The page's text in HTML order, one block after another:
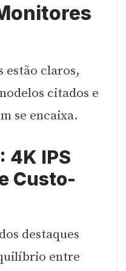
estão claros,
citados e
se encaixa.
4K IPS
Custo-
destaques
entre